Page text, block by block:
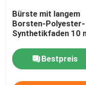
Synthetische
Pinsel mit
Bürste mit langem
Borsten-Polyester-
Synthetikfaden 10
Bestpreis